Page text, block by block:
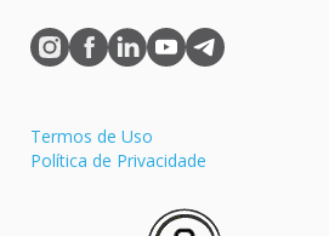
Termos de Uso
Política de Privacidade